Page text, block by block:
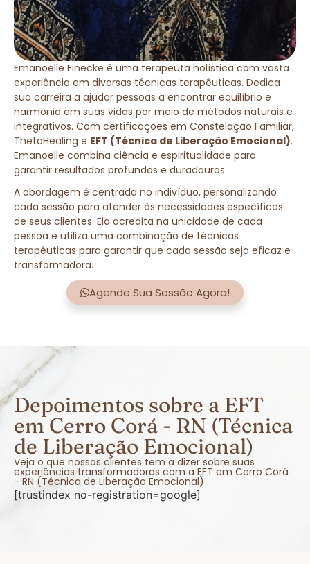
Emanoelle Einecke é uma terapeuta holística com vasta
experiência em diversas técnicas terapêuticas. Dedica
sua carreira a ajudar pessoas a encontrar equilíbrio e
harmonia em suas vidas por meio de métodos naturais e
integrativos. Com certificações em Constelação Familiar,
ThetaHealing e EFT (Técnica de Liberação Emocional).
Emanoelle combina ciência e espiritualidade para
garantir resultados profundos e duradouros.
A abordagem é centrada no indivíduo, personalizando
cada sessão para atender às necessidades específicas
de seus clientes. Ela acredita na unicidade de cada
pessoa e utiliza uma combinação de técnicas
terapêuticas para garantir que cada sessão seja eficaz e
transformadora.
Agende Sua Sessão Agora!
Depoimentos sobre a EFT
em Cerro Corá - RN (Técnica
de Liberação Emocional)
Veja o que nossos clientes tem a dizer sobre suas
experiências transformadoras com a EFT em Cerro Corá
- RN (Técnica de Liberação Emocional)
[trustindex no-registration=google]